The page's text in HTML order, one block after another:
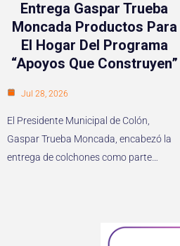
Entrega Gaspar Trueba
Moncada Productos Para
El Hogar Del Programa
“Apoyos Que Construyen”
Jul 28, 2026
El Presidente Municipal de Colón,
Gaspar Trueba Moncada, encabezó la
entrega de colchones como parte…